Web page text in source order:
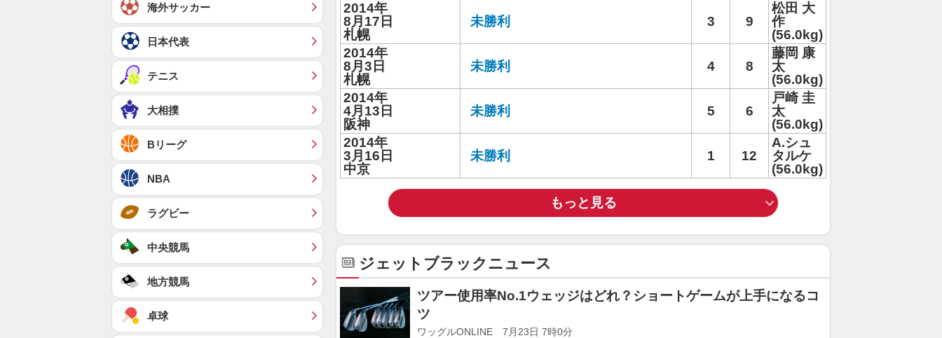
2014年
8月17日
札幌
未勝利 3 9
松田 大
作
(56.0kg)
2014年
8月3日
札幌
未勝利 4 8
藤岡 康
太
(56.0kg)
2014年
4月13日
阪神
未勝利 5 6
戸崎 圭
太
(56.0kg)
2014年
3月16日
中京
未勝利 1 12
A.シュ
タルケ
(56.0kg)
もっと見る
ジェットブラックニュース
ツアー使用率No.1ウェッジはどれ？ショートゲームが上手になるコ
ツ
ワッグルONLINE 7月23日 7時0分
海外サッカー
日本代表
テニス
大相撲
Bリーグ
NBA
ラグビー
中央競馬
地方競馬
卓球